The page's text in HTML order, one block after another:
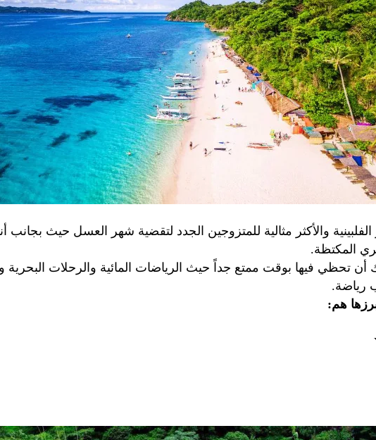
والأكثر مثالية للمتزوجين الجدد لتقضية شهر العسل حيث بجانب
المكتظة.
تحظي فيها بوقت ممتع جداً حيث الرياضات المائية والرحلات البحرية
رياضة.